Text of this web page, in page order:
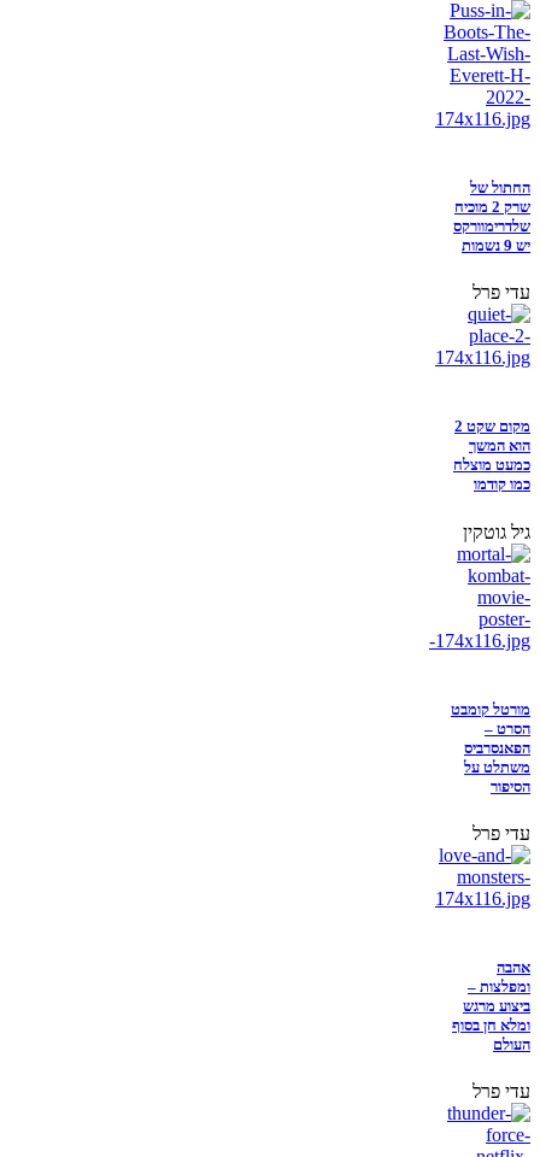
החתול של
שרק 2 מוכיח
שלדרימוורקס
יש 9 נשמות
עדי פרל
מקום שקט 2
הוא המשך
כמעט מוצלח
כמו קודמו
גיל גוטקין
מורטל קומבט
הסרט –
הפאנסרביס
משתלט על
הסיפור
עדי פרל
אהבה
ומפלצות –
ביצוע מרגש
ומלא חן בסוף
העולם
עדי פרל